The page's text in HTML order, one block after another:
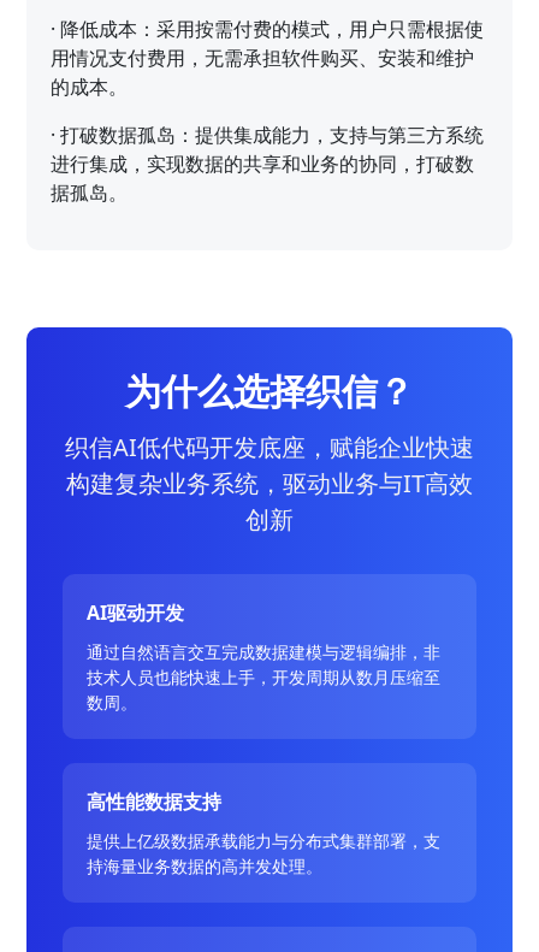
·降低成本：采用按需付费的模式，用户只需根据使
用情况支付费用，无需承担软件购买、安装和维护
的成本。
·打破数据孤岛：提供集成能力，支持与第三方系统
进行集成，实现数据的共享和业务的协同，打破数
据孤岛。
为什么选择织信？
织信AI低代码开发底座，赋能企业快速
构建复杂业务系统，驱动业务与IT高效
创新
AI驱动开发
通过自然语言交互完成数据建模与逻辑编排，非
技术人员也能快速上手，开发周期从数月压缩至
数周。
高性能数据支持
提供上亿级数据承载能力与分布式集群部署，支
持海量业务数据的高并发处理。